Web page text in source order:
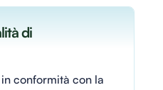
di
conformità con la